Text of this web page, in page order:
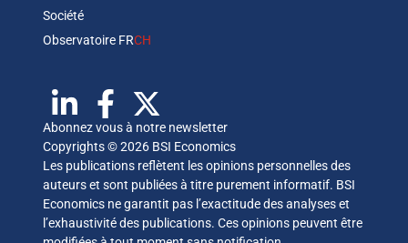
Société
Observatoire FRCH
Abonnez vous à notre newsletter
Copyrights © 2026 BSI Economics
Les publications reflètent les opinions personnelles des
auteurs et sont publiées à titre purement informatif. BSI
Economics ne garantit pas l’exactitude des analyses et
l’exhaustivité des publications. Ces opinions peuvent être